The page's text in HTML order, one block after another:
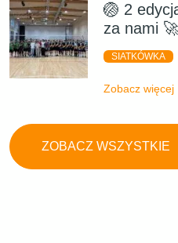
🏐 2
za nami
SIATKÓWKA
Zobacz więcej
ZOBACZ WSZYSTKIE